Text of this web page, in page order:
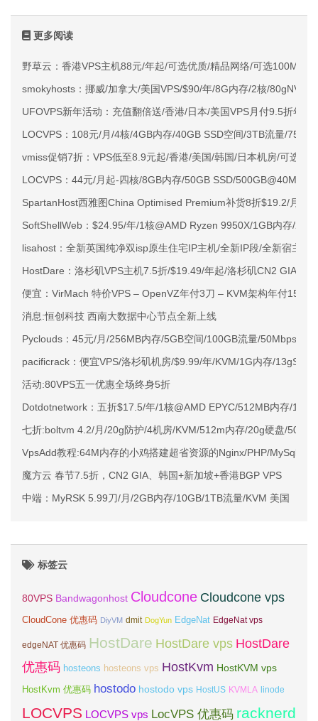
更多阅读
野草云：香港VPS主机88元/年起/可选优质/精品网络/可选100M不
smokyhosts：挪威/加拿大/美国VPS/$90/年/8G内存/2核/
UFOVPS新年活动：充值翻倍送/香港/日本/美国VPS月付9.5折年
LOCVPS：108元/月/4核/4GB内存/40GB SSD空间/3TB流量/
vmiss促销7折：VPS低至8.9元起/香港/美国/韩国/日本机房/可选
LOCVPS：44元/月起-四核/8GB内存/50GB SSD/
SpartanHost西雅图China Optimised Premium补货8折$19.2/月起
SoftShellWeb：$24.95/年/1核@AMD Ryzen 9950X/1GB内存/
lisahost：全新英国纯净双isp原生住宅IP主机/全新IP段/全新宿主机
HostDare：洛杉矶VPS主机7.5折/$19.49/年起/洛杉矶CN2 GIA/日
便宜：VirMach 特价VPS – OpenVZ年付3刀 – KVM架构年付15刀
消息:恒创科技 西南大数据中心节点全新上线
Pyclouds：45元/月/256MB内存/5GB空间/100GB流量/50Mbps-
pacificrack：便宜VPS/洛杉矶机房/$9.99/年/KVM/1G内存/
活动:80VPS五一优惠全场终身5折
Dotdotnetwork：五折$17.5/年/1核@AMD EPYC/512MB内存/
七折:boltvm 4.2/月/20g防护/4机房/KVM/512m内存/20g硬盘/500g
VpsAdd教程:64M内存的小鸡搭建超省资源的Nginx/PHP/MySql环境
魔方云 春节7.5折，CN2 GIA、韩国+新加坡+香港BGP VPS
中端：MyRSK 5.99刀/月/2GB内存/10GB/1TB流量/KVM 美国
标签云
80VPS Bandwagonhost Cloudcone Cloudcone vps
CloudCone 优惠码 DiyVM dmit DogYun EdgeNat EdgeNat vps
edgeNAT 优惠码 HostDare HostDare vps HostDare
优惠码 hosteons hosteons vps HostKvm HostKVM vps
HostKvm 优惠码 hostodo hostodo vps HostUS KVMLA linode
LOCVPS LOCVPS vps LocVPS 优惠码 racknerd